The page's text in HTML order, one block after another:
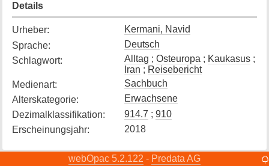
Details
Urheber:
Kermani, Navid
Sprache:
Deutsch
Schlagwort: Alltag ; Osteuropa ; Kaukasus ;
Iran ; Reisebericht
Medienart:
Sachbuch
Alterskategorie:
Erwachsene
Dezimalklassifikation: 914.7 ; 910
Erscheinungsjahr: 2018
webOpac 5.2.122 - Predata AG